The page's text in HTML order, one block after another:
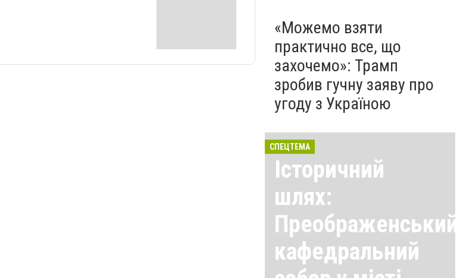
«Можемо взяти
практично все, що
захочемо»: Трамп
зробив гучну заяву про
угоду з Україною
СПЕЦТЕМА
Історичний
шлях:
Преображенський
кафедральний